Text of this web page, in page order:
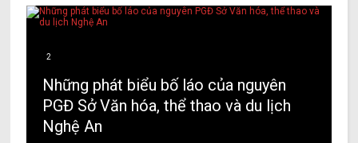
2
Những phát biểu bố láo của nguyên
PGĐ Sở Văn hóa, thể thao và du lịch
Nghệ An